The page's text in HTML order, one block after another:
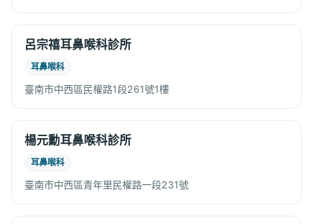
呂宗禧耳鼻喉科診所
耳鼻喉科
臺南市中西區民權路1段261號1樓
楊元勳耳鼻喉科診所
耳鼻喉科
臺南市中西區青年里民權路一段231號